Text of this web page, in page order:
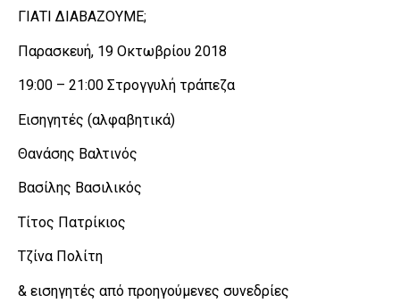
ΓΙΑΤΙ ΔΙΑΒΑΖΟΥΜΕ;
Παρασκευή, 19 Οκτωβρίου 2018
19:00 – 21:00 Στρογγυλή τράπεζα
Εισηγητές (αλφαβητικά)
Θανάσης Βαλτινός
Βασίλης Βασιλικός
Τίτος Πατρίκιος
Τζίνα Πολίτη
& εισηγητές από προηγούμενες συνεδρίες